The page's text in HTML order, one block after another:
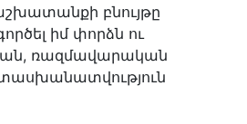
բնույթը
իմ փորձն ու
ռազմավարական